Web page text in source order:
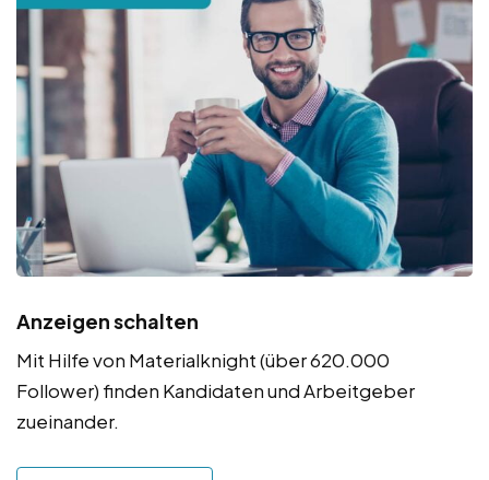
Anzeigen schalten
Mit Hilfe von Materialknight (über 620.000
Follower) finden Kandidaten und Arbeitgeber
zueinander.